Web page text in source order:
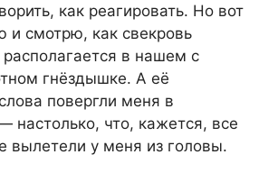
как реагировать. Но вот
и смотрю, как свекровь
в нашем с
гнёздышке. А её
повергли меня в
настолько, что, кажется, все
вылетели у меня из головы.